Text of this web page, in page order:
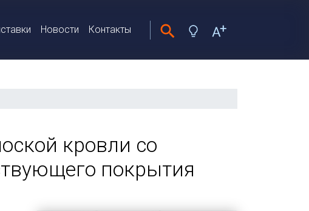
Новости Контакты
кровли со
покрытия